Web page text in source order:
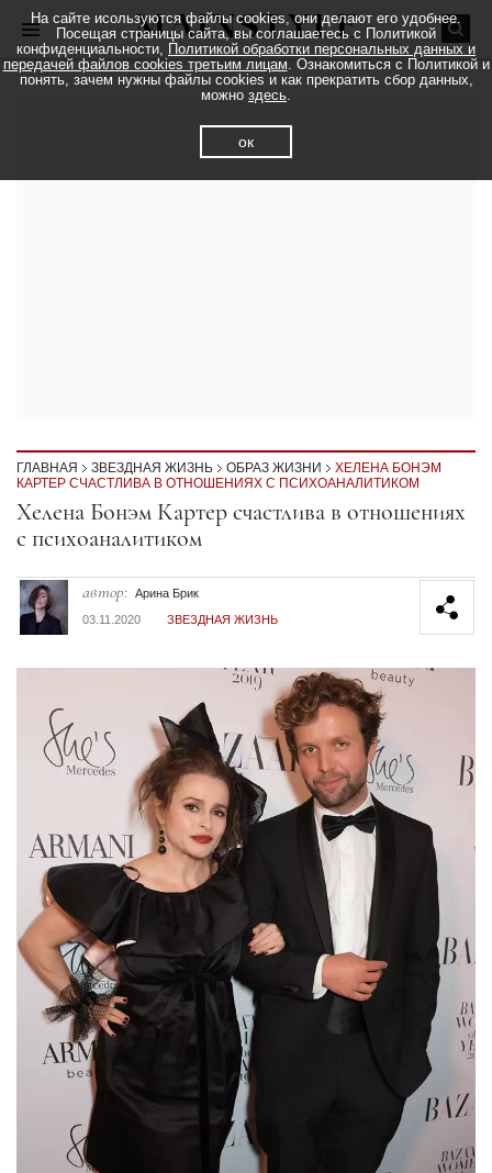
ГЛАВНАЯ ЗВЕЗДНАЯ ЖИЗНЬ ОБРАЗ ЖИЗНИ
ХЕЛЕНА БОНЭМ
КАРТЕР СЧАСТЛИВА В ОТНОШЕНИЯХ С ПСИХОАНАЛИТИКОМ
Секция статей
Хелена Бонэм Картер счастлива в отношениях
с психоаналитиком
автор: Арина Брик
03.11.2020
ЗВЕЗДНАЯ ЖИЗНЬ
На сайте исользуются файлы cookies, они делают его удобнее.
Посещая страницы сайта, вы соглашаетесь с Политикой
конфиденциальности, Политикой обработки персональных данных и
передачей файлов cookies третьим лицам. Ознакомиться с Политикой и
понять, зачем нужны файлы cookies и как прекратить сбор данных,
можно здесь.
ок